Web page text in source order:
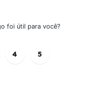
foi útil para você?
4 5